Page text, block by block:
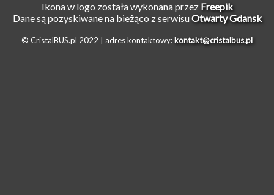
Ikona w logo została wykonana przez Freepik
Dane są pozyskiwane na bieżąco z serwisuOtwarty Gdansk
© CristalBUS.pl 2022 | adres kontaktowy: kontakt@cristalbus.pl